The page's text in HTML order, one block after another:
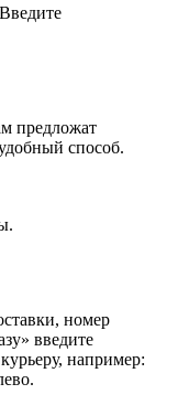
предложат
способ.
номер
введите
например: